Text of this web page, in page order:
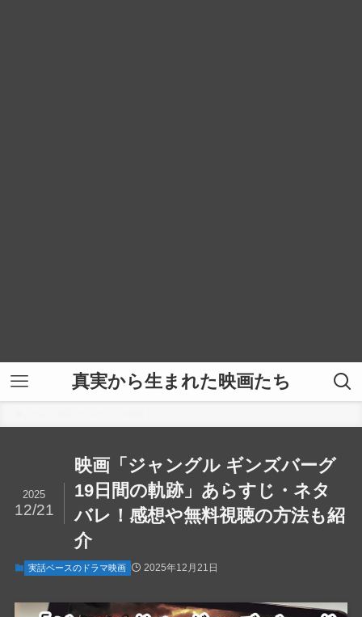
真実から生まれた映画たち
映画「ジャングル ギンズバーグ
19日間の軌跡」あらすじ・ネタ
バレ！感想や無料視聴の方法も紹
介
2025
12/21
実話ベースのドラマ映画 2025年12月21日